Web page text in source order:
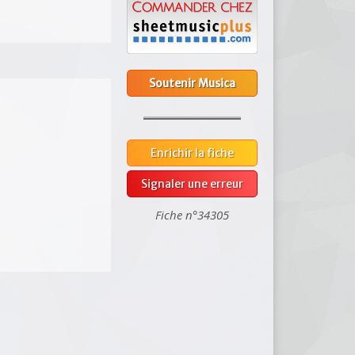
Soutenir Musica
Enrichir la fiche
Signaler une erreur
Fiche n°34305